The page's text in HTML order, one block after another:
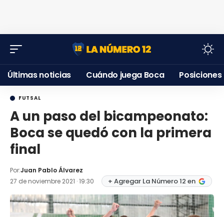
Últimas noticias Cuándo juega Boca Posiciones
FUTSAL
A un paso del bicampeonato:
Boca se quedó con la primera
final
Por:Juan Pablo Álvarez
27 de noviembre 2021 · 19:30
+ Agregar La Número 12 en